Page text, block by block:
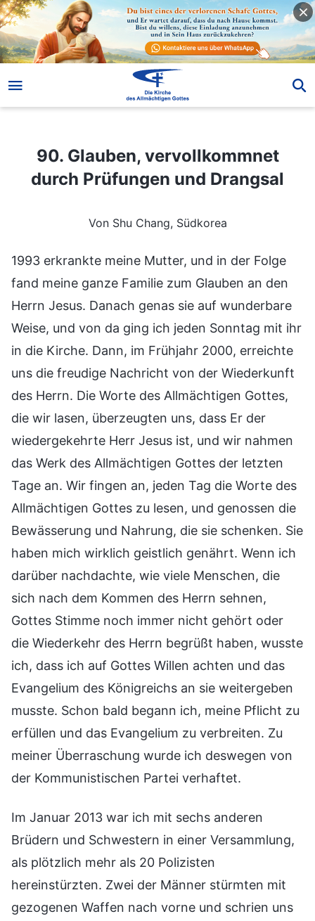
90. Glauben, vervollkommnet
durch Prüfungen und Drangsal
Von Shu Chang, Südkorea
1993 erkrankte meine Mutter, und in der Folge
fand meine ganze Familie zum Glauben an den
Herrn Jesus. Danach genas sie auf wunderbare
Weise, und von da ging ich jeden Sonntag mit ihr
in die Kirche. Dann, im Frühjahr 2000, erreichte
uns die freudige Nachricht von der Wiederkunft
des Herrn. Die Worte des Allmächtigen Gottes,
die wir lasen, überzeugten uns, dass Er der
wiedergekehrte Herr Jesus ist, und wir nahmen
das Werk des Allmächtigen Gottes der letzten
Tage an. Wir fingen an, jeden Tag die Worte des
Allmächtigen Gottes zu lesen, und genossen die
Bewässerung und Nahrung, die sie schenken. Sie
haben mich wirklich geistlich genährt. Wenn ich
darüber nachdachte, wie viele Menschen, die
sich nach dem Kommen des Herrn sehnen,
Gottes Stimme noch immer nicht gehört oder
die Wiederkehr des Herrn begrüßt haben, wusste
ich, dass ich auf Gottes Willen achten und das
Evangelium des Königreichs an sie weitergeben
musste. Schon bald begann ich, meine Pflicht zu
erfüllen und das Evangelium zu verbreiten. Zu
meiner Überraschung wurde ich deswegen von
der Kommunistischen Partei verhaftet.
Im Januar 2013 war ich mit sechs anderen
Brüdern und Schwestern in einer Versammlung,
als plötzlich mehr als 20 Polizisten
hereinstürzten. Zwei der Männer stürmten mit
gezogenen Waffen nach vorne und schrien uns